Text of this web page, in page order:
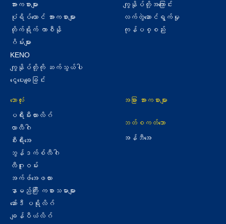
အားကစားများ
ပုံရိပ်ယောင် အားကစားများ
တိုက်ရိုက် ကာစီနို
ဂိမ်းများ
KENO
ကျွနိုပ်တို့ကို ဆက်သွယ်ပါ
ငွေပေးချေခြင်း
ကျွနိုပ်တို့အကြောင်း
လက်တွဲ‌ဆောင်ရွက်မှု
ကုန်ပစ္စည်း
ဘောလုံး
ပရီးမီးယားလိဂ်
လာလီဂါ
စီးရီးအေ
ဘွန်ဒက်စ်လီဂါ
လီဂူးဝမ်း
အက်ဖ်အေဖလား
နာမည်ကြီး ကစားသမားများ
ဆော်ဒီ ပရိုလိဂ်
ချန်ပီယံလိဂ်
အခြား အားကစားများ
ဘတ်စကတ်ဘော
အန်ဘီအေ